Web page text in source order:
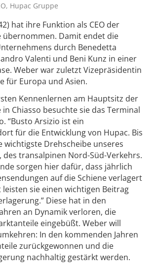
Hupac Gruppe
hat ihre Funktion als CEO der
übernommen. Damit endet die
durch Benedetta
Valenti und Beni Kunz in einer
Weber war zuletzt Vizepräsidentin
für Europa und Asien.
Kennenlernen am Hauptsitz der
Chiasso besuchte sie das Terminal
“Busto Arsizio ist ein
für die Entwicklung von Hupac. Bis
wichtigste Drehscheibe unseres
des transalpinen Nord-Süd-Verkehrs.
sorgen hier dafür, dass jährlich
auf die Schiene verlagert
sie einen wichtigen Beitrag
Diese hat in den
an Dynamik verloren, die
eingebüßt. Weber will
In den kommenden Jahren
zurückgewonnen und die
nachhaltig gestärkt werden.